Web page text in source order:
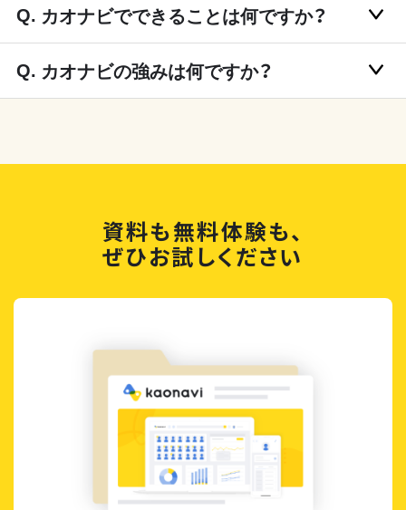
カオナビでできることは何ですか？
カオナビの強みは何ですか？
資料も無料体験も、
ぜひお試しください